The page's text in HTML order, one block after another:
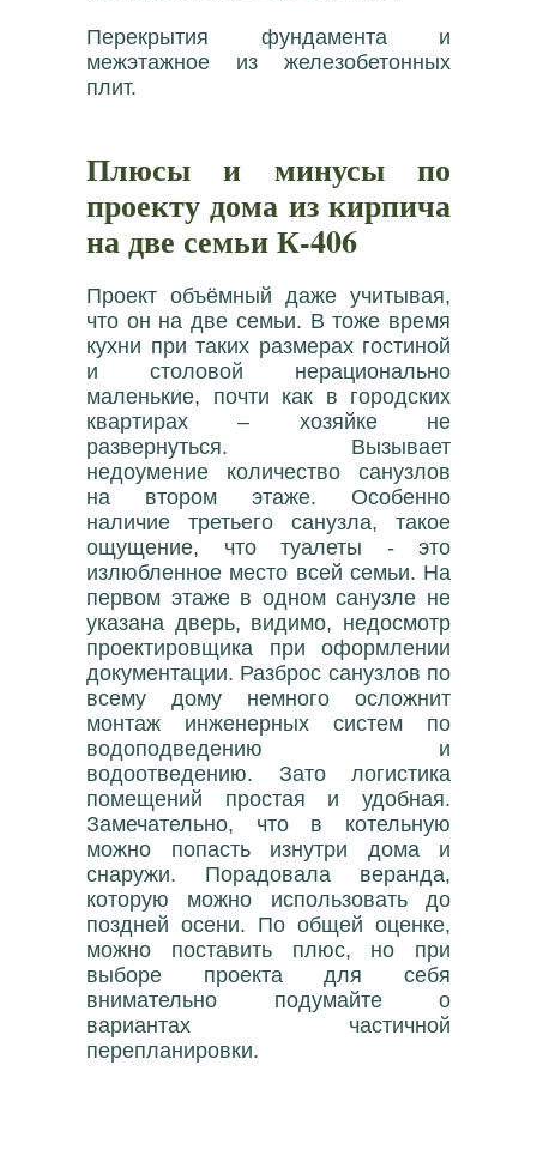
Перекрытия фундамента и
межэтажное из железобетонных
плит.
Плюсы и минусы по
проекту дома из кирпича
на две семьи К-406
Проект объёмный даже учитывая,
что он на две семьи. В тоже время
кухни при таких размерах гостиной
и столовой нерационально
маленькие, почти как в городских
квартирах – хозяйке не
развернуться. Вызывает
недоумение количество санузлов
на втором этаже. Особенно
наличие третьего санузла, такое
ощущение, что туалеты - это
излюбленное место всей семьи. На
первом этаже в одном санузле не
указана дверь, видимо, недосмотр
проектировщика при оформлении
документации. Разброс санузлов по
всему дому немного осложнит
монтаж инженерных систем по
водоподведению и
водоотведению. Зато логистика
помещений простая и удобная.
Замечательно, что в котельную
можно попасть изнутри дома и
снаружи. Порадовала веранда,
которую можно использовать до
поздней осени. По общей оценке,
можно поставить плюс, но при
выборе проекта для себя
внимательно подумайте о
вариантах частичной
перепланировки.